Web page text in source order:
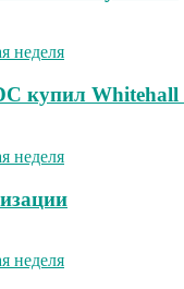
неделя
купил Whitehall
неделя
неделя